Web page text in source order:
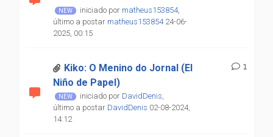
iniciado por matheus153854,
último a postar matheus15385424-06-
2025, 00:15
Kiko: O Menino do Jornal (El
Niño de Papel)
iniciado por DavidDenis,
último a postar DavidDenis 02-08-2024,
14:12
1